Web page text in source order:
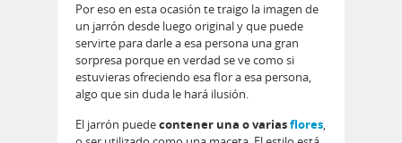
Por eso en esta ocasión te traigo la imagen de
un jarrón desde luego original y que puede
servirte para darle a esa persona una gran
sorpresa porque en verdad se ve como si
estuvieras ofreciendo esa flor a esa persona,
algo que sin duda le hará ilusión.
El jarrón puedecontener una o variasflores,